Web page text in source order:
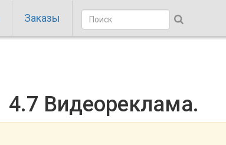
Заказы
4.7 Видеореклама.